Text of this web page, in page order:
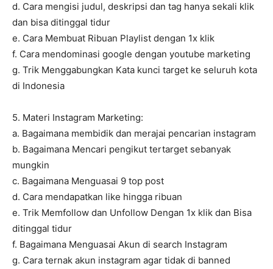
d. Cara mengisi judul, deskripsi dan tag hanya sekali klik
dan bisa ditinggal tidur
e. Cara Membuat Ribuan Playlist dengan 1x klik
f. Cara mendominasi google dengan youtube marketing
g. Trik Menggabungkan Kata kunci target ke seluruh kota
di Indonesia
5. Materi Instagram Marketing:
a. Bagaimana membidik dan merajai pencarian instagram
b. Bagaimana Mencari pengikut tertarget sebanyak
mungkin
c. Bagaimana Menguasai 9 top post
d. Cara mendapatkan like hingga ribuan
e. Trik Memfollow dan Unfollow Dengan 1x klik dan Bisa
ditinggal tidur
f. Bagaimana Menguasai Akun di search Instagram
g. Cara ternak akun instagram agar tidak di banned